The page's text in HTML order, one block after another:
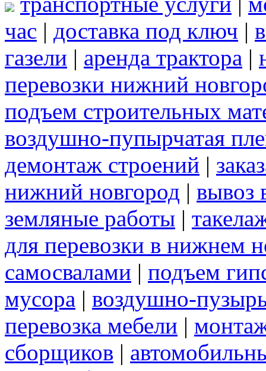
час | доставка под ключ |
газели | аренда трактора |
перевозки нижний
подъем строительных
воздушно-пупырчатая
демонтаж строений |
нижний новгород | вывоз
земляные работы |
для перевозки в нижнем
самосвалами | подъем
мусора | воздушно-
перевозка мебели |
сборщиков |